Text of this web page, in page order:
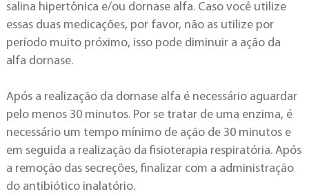
salina hipertônica e/ou dornase alfa. Caso você utilize
essas duas medicações, por favor, não as utilize por
período muito próximo, isso pode diminuir a ação da
alfa dornase.
Após a realização da dornase alfa é necessário aguardar
pelo menos 30 minutos. Por se tratar de uma enzima, é
necessário um tempo mínimo de ação de 30 minutos e
em seguida a realização da fisioterapia respiratória. Após
a remoção das secreções, finalizar com a administração
do antibiótico inalatório.